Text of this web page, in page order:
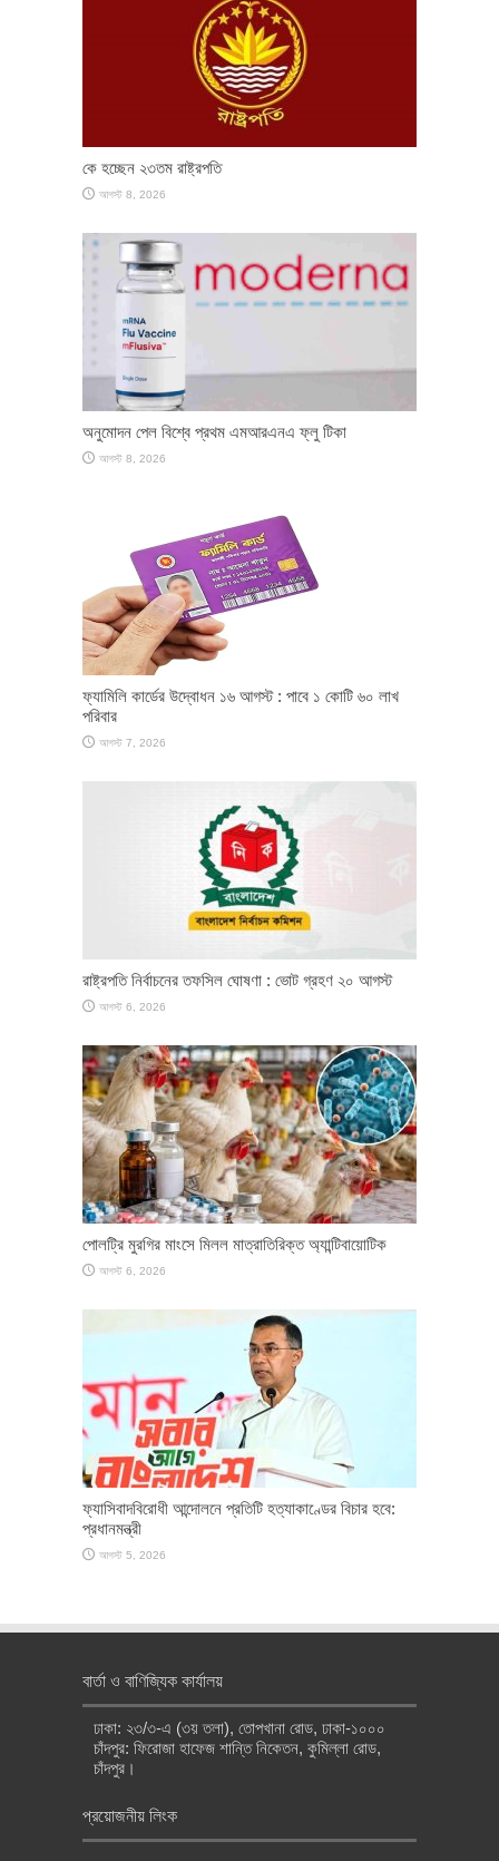
কে হচ্ছেন ২৩তম রাষ্ট্রপতি
আগস্ট 8, 2026
অনুমোদন পেল বিশ্বে প্রথম এমআরএনএ ফ্লু টিকা
আগস্ট 8, 2026
ফ্যামিলি কার্ডের উদ্বোধন ১৬ আগস্ট : পাবে ১ কোটি ৬০ লাখ
পরিবার
আগস্ট 7, 2026
রাষ্ট্রপতি নির্বাচনের তফসিল ঘোষণা : ভোট গ্রহণ ২০ আগস্ট
আগস্ট 6, 2026
পোলট্রি মুরগির মাংসে মিলল মাত্রাতিরিক্ত অ্যান্টিবায়োটিক
আগস্ট 6, 2026
ফ্যাসিবাদবিরোধী আন্দোলনে প্রতিটি হত্যাকাণ্ডের বিচার হবে:
প্রধানমন্ত্রী
আগস্ট 5, 2026
বার্তা ও বাণিজ্যিক কার্যালয়
ঢাকা: ২৩/৩-এ (৩য় তলা), তোপখানা রোড, ঢাকা-১০০০
চাঁদপুর: ফিরোজা হাফেজ শান্তি নিকেতন, কুমিল্লা রোড,
চাঁদপুর।
প্রয়োজনীয় লিংক